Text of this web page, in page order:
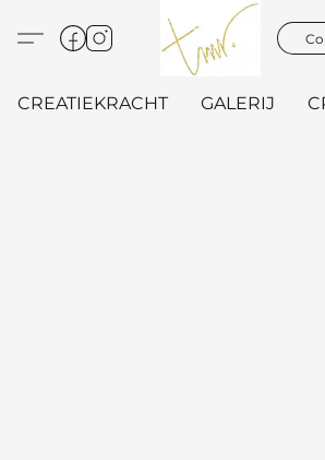
CREATIEKRACHT GALERIJ